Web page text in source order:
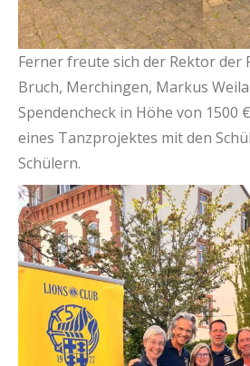
Ferner freute sich der Rektor der
Bruch, Merchingen, Markus
Spendencheck in Höhe von
eines Tanzprojektes mit den
Schülern.